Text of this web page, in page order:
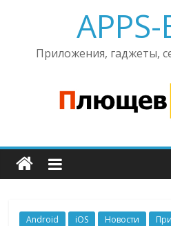
Приложения, гаджеты,
Android iOS Новости